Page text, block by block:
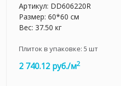
Артикул: DD606220R
Размер: 60*60 см
Вес: 37.50 кг
Плиток в упаковке: 5 шт
2 740.12 руб./м2